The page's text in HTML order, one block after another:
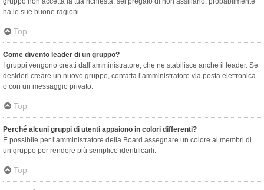
ha le sue buone ragioni.
Top
Come divento leader di un gruppo?
I gruppi vengono creati dall’amministratore, che ne stabilisce anche il leader. Se
desideri creare un nuovo gruppo, contatta l’amministratore via posta elettronica
o con un messaggio privato.
Top
Perché alcuni gruppi di utenti appaiono in colori differenti?
È possibile per l’amministratore della Board assegnare un colore ai membri di
un gruppo per rendere più semplice identificarli.
Top